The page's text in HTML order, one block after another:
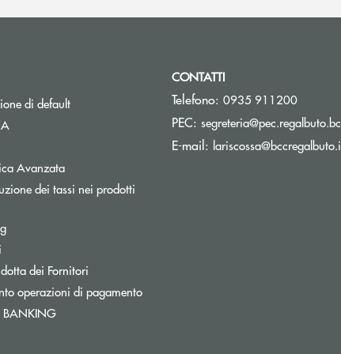
di default
Avanzata
dei tassi nei prodotti
dei Fornitori
operazioni di pagamento
BANKINGApre una nuova finestra
CONTATTI
Telefono: 0935 911200
PEC:
E-mail: